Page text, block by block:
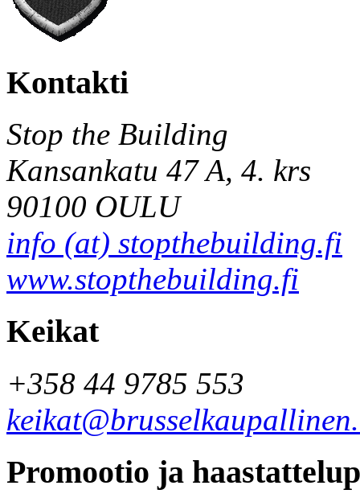
Kontakti
Stop the Building
Kansankatu 47 A, 4. krs
90100 OULU
info (at) stopthebuilding.fi
www.stopthebuilding.fi
Keikat
+358 44 9785 553
Promootio ja